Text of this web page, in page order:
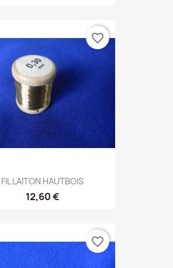
FIL LAITON HAUTBOIS
12,60 €
favorite_border
favorite_border